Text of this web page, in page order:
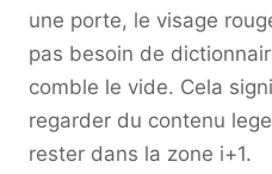
une porte, le visage
pas besoin de
comble le vide. Cela
regarder du contenu
rester dans la zone i+1.